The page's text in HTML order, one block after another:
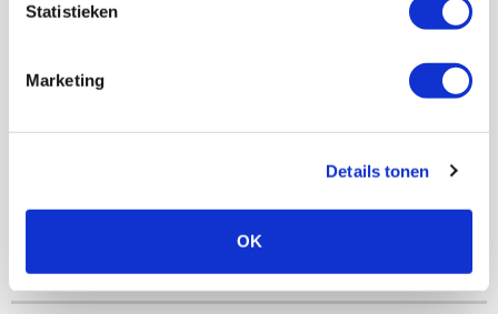
Statistieken
Marketing
Details tonen
OK
Selectiedag ballenjongens/-meiden
Geef Mij Maar Amsterdam
Blogs